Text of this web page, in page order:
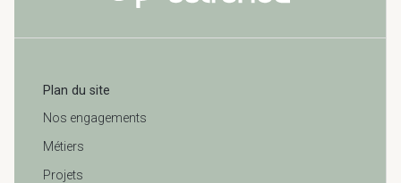
Plan du site
Nos engagements
Métiers
Projets